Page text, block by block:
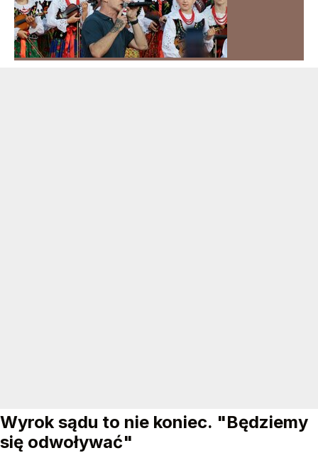
Wyrok sądu to nie koniec. "Będziemy
się odwoływać"